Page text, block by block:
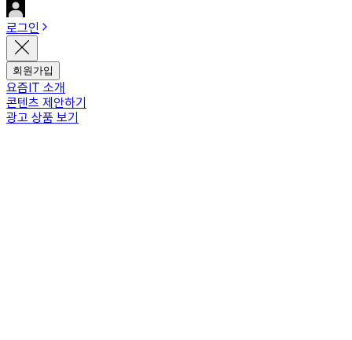
로그인
회원가입
요즘IT 소개
콘텐츠 제안하기
광고 상품 보기